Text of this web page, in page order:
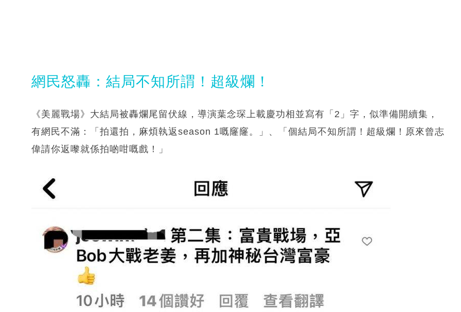
網民怒轟：結局不知所謂！超級爛！
《美麗戰場》大結局被轟爛尾留伏線，導演葉念琛上載慶功相並寫有「2」字，似準備開續集，
有網民不滿：「拍還拍，麻煩執返season 1嘅窿窿。」、「個結局不知所謂！超級爛！原來曾志
偉請你返嚟就係拍啲咁嘅戲！」